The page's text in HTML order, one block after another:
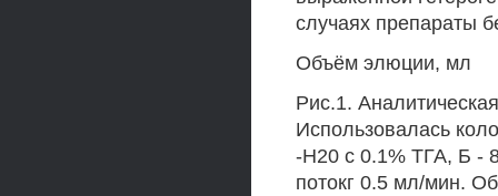
случаях препараты
Объём элюции, мл
Рис.1.
Использовалась
-Н20 с 0.1% ТГА, Б -
потокг 0.5 мл/мин.